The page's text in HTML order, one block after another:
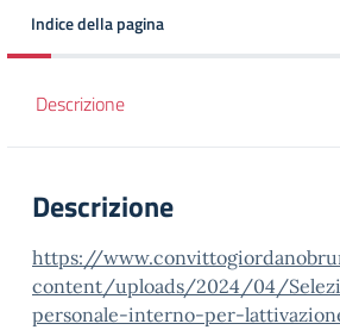
Indice della pagina
Descrizione
Descrizione
https://
content/uploads/2024/04/
personale-interno-per-